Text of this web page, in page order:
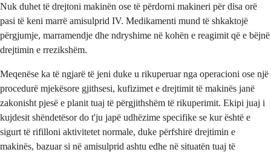
Nuk duhet të drejtoni makinën ose të përdorni makineri për disa orë
pasi të keni marrë amisulprid IV. Medikamenti mund të shkaktojë
përgjumje, marramendje dhe ndryshime në kohën e reagimit që e bëjnë
drejtimin e rrezikshëm.
Meqenëse ka të ngjarë të jeni duke u rikuperuar nga operacioni ose një
procedurë mjekësore gjithsesi, kufizimet e drejtimit të makinës janë
zakonisht pjesë e planit tuaj të përgjithshëm të rikuperimit. Ekipi juaj i
kujdesit shëndetësor do t'ju japë udhëzime specifike se kur është e
sigurt të rifilloni aktivitetet normale, duke përfshirë drejtimin e
makinës, bazuar si në amisulprid ashtu edhe në situatën tuaj të